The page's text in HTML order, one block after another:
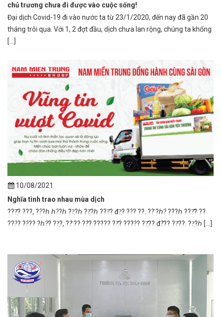
chủ trương chưa đi được vào cuộc sống!
Đại dịch Covid-19 đi vào nước ta từ 23/1/2020, đến nay đã gần 20
tháng trôi qua. Với 1, 2 đợt đầu, dịch chưa lan rộng, chúng ta khống
[...]
10/08/2021
Nghĩa tình trao nhau mùa dịch
???̣̂? ???, ??̀?ℎ ℎ?̀?ℎ ??̣?ℎ ??̣̂?ℎ ???̂? đ?̣? ??̀? ??. ??̂̀ ?ℎ?́ ???ℎ ???̂̃? ??
???̀? ??̀?? ?ℎ?̛́? ??̣?, ??̂́ ?? ??̆́? ????? ??̂? ????̀? ??̣̂?? đ?̂̀?? ??̆??. ??̣?ℎ [...]